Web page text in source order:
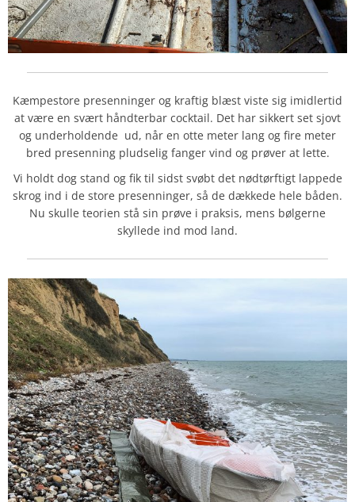
Kæmpestore presenninger og kraftig blæst viste sig imidlertid
at være en svært håndterbar cocktail. Det har sikkert set sjovt
og underholdende ud, når en otte meter lang og fire meter
bred presenning pludselig fanger vind og prøver at lette.
Vi holdt dog stand og fik til sidst svøbt det nødtørftigt lappede
skrog ind i de store presenninger, så de dækkede hele båden.
Nu skulle teorien stå sin prøve i praksis, mens bølgerne
skyllede ind mod land.